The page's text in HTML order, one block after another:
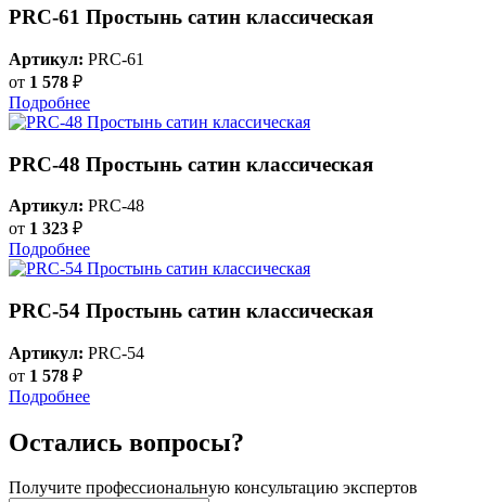
PRC-61 Простынь сатин классическая
Артикул: PRC-61
от 1 578 ₽
Подробнее
PRC-48 Простынь сатин классическая
Артикул: PRC-48
от 1 323 ₽
Подробнее
PRC-54 Простынь сатин классическая
Артикул: PRC-54
от 1 578 ₽
Подробнее
Остались вопросы?
Получите профессиональную консультацию экспертов